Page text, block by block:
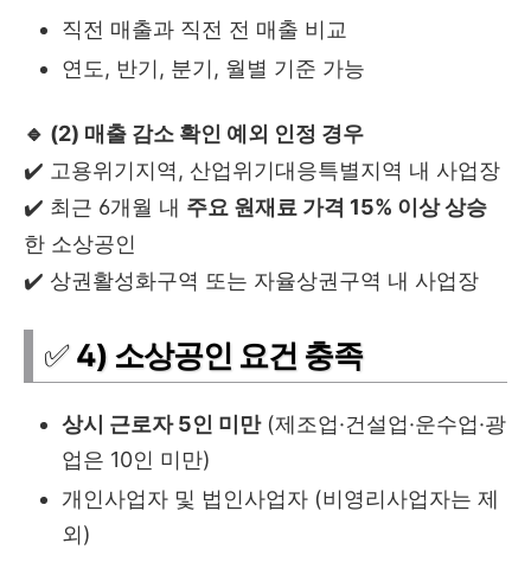
직전 매출과 직전 전 매출 비교
연도, 반기, 분기, 월별 기준 가능
🔹 (2) 매출 감소 확인 예외 인정 경우
✔️ 고용위기지역, 산업위기대응특별지역 내 사업장
✔️ 최근 6개월 내 주요 원재료 가격 15% 이상 상승
한 소상공인
✔️ 상권활성화구역 또는 자율상권구역 내 사업장
✅4) 소상공인 요건 충족
상시 근로자 5인 미만(제조업·건설업·운수업·광
업은 10인 미만)
개인사업자 및 법인사업자 (비영리사업자는 제
외)